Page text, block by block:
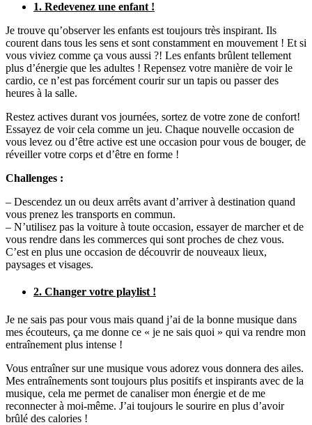
1. Redevenez une enfant !
Je trouve qu’observer les enfants est toujours très inspirant. Ils
courent dans tous les sens et sont constamment en mouvement ! Et si
vous viviez comme ça vous aussi ?! Les enfants brûlent tellement
plus d’énergie que les adultes ! Repensez votre manière de voir le
cardio, ce n’est pas forcément courir sur un tapis ou passer des
heures à la salle.
Restez actives durant vos journées, sortez de votre zone de confort!
Essayez de voir cela comme un jeu. Chaque nouvelle occasion de
vous levez ou d’être active est une occasion pour vous de bouger, de
réveiller votre corps et d’être en forme !
Challenges :
– Descendez un ou deux arrêts avant d’arriver à destination quand
vous prenez les transports en commun.
– N’utilisez pas la voiture à toute occasion, essayer de marcher et de
vous rendre dans les commerces qui sont proches de chez vous.
C’est en plus une occasion de découvrir de nouveaux lieux,
paysages et visages.
2. Changer votre playlist !
Je ne sais pas pour vous mais quand j’ai de la bonne musique dans
mes écouteurs, ça me donne ce « je ne sais quoi » qui va rendre mon
entraînement plus intense !
Vous entraîner sur une musique vous adorez vous donnera des ailes.
Mes entraînements sont toujours plus positifs et inspirants avec de la
musique, cela me permet de canaliser mon énergie et de me
reconnecter à moi-même. J’ai toujours le sourire en plus d’avoir
brûlé des calories !